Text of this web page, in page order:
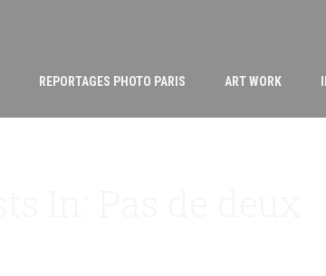
REPORTAGES PHOTO PARIS ART WORK